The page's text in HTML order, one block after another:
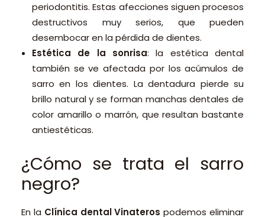
periodontitis. Estas afecciones siguen procesos
destructivos muy serios, que pueden
desembocar en la pérdida de dientes.
Estética de la sonrisa: la estética dental
también se ve afectada por los acúmulos de
sarro en los dientes. La dentadura pierde su
brillo natural y se forman manchas dentales de
color amarillo o marrón, que resultan bastante
antiestéticas.
¿Cómo se trata el sarro
negro?
En la Clínica dental Vinateros podemos eliminar